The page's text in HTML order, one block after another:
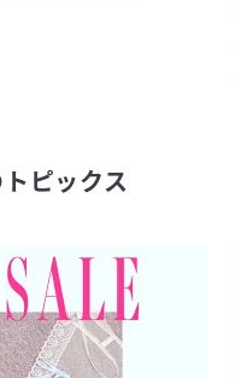
ピックス